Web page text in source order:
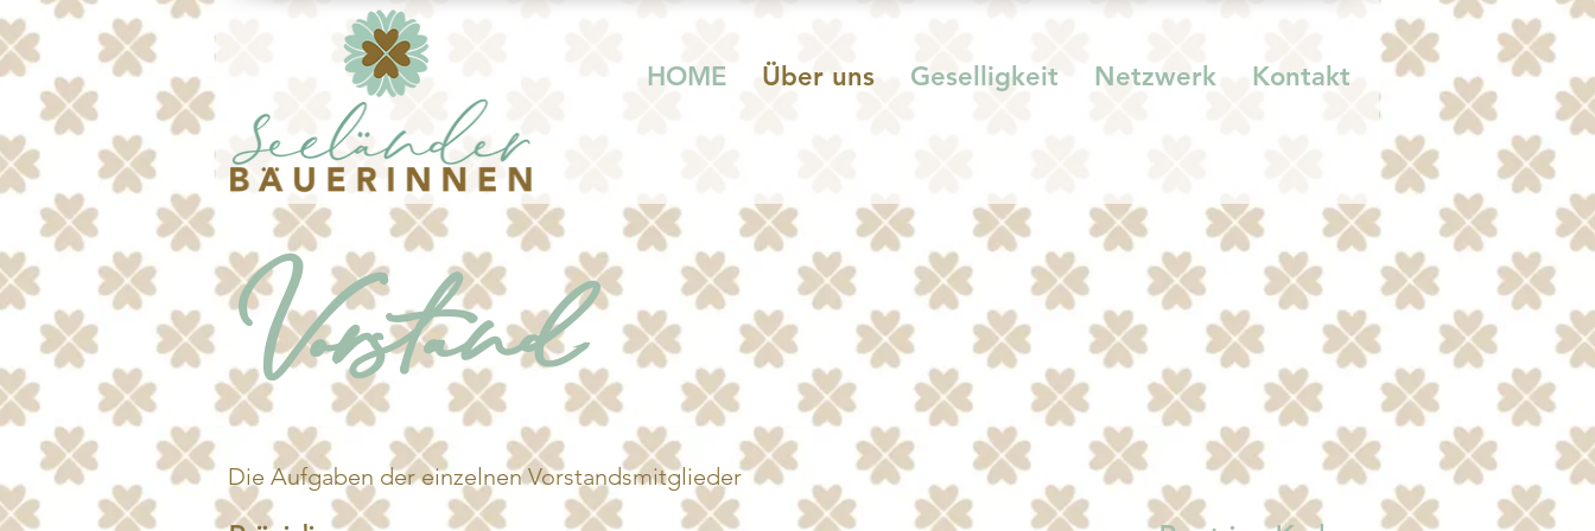
HOME Über uns Geselligkeit Netzwerk Kontakt
Vorstand
Die Aufgaben der einzelnen Vorstandsmitglieder